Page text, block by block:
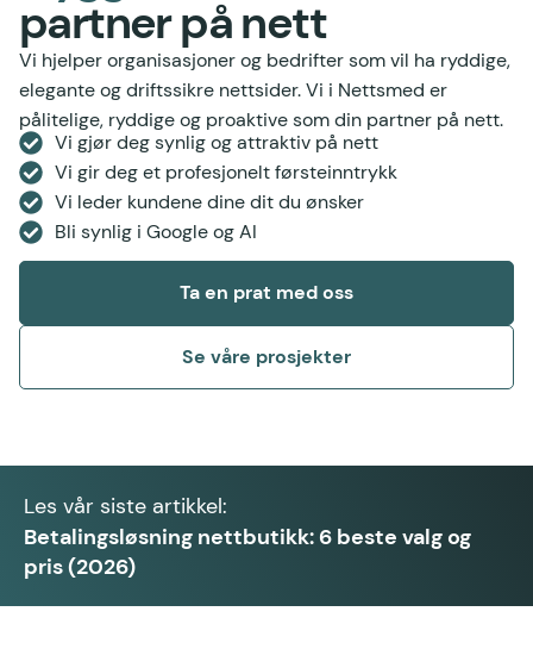
partner på nett
Vi hjelper organisasjoner og bedrifter som vil ha ryddige,
elegante og driftssikre nettsider. Vi i Nettsmed er
pålitelige, ryddige og proaktive som din partner på nett.
Vi gjør deg synlig og attraktiv på nett
Vi gir deg et profesjonelt førsteinntrykk
Vi leder kundene dine dit du ønsker
Bli synlig i Google og AI
Ta en prat med oss
Se våre prosjekter
Les vår siste artikkel:
Betalingsløsning nettbutikk: 6 beste valg og
pris (2026)